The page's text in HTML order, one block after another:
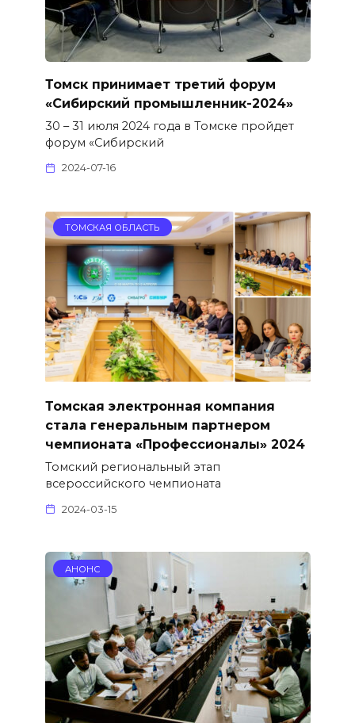
Томск принимает третий форум
«Сибирский промышленник-2024»
30 – 31 июля 2024 года в Томске пройдет
форум «Сибирский
2024-07-16
ТОМСКАЯ ОБЛАСТЬ
Томская электронная компания
стала генеральным партнером
чемпионата «Профессионалы» 2024
Томский региональный этап
всероссийского чемпионата
2024-03-15
АНОНС